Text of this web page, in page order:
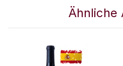
Ähnliche